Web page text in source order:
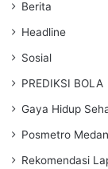
Berita
Headline
Sosial
PREDIKSI BOLA
Gaya Hidup
Posmetro Medan
Rekomendasi